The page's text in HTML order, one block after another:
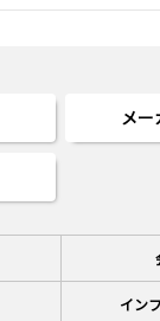
メー
イン